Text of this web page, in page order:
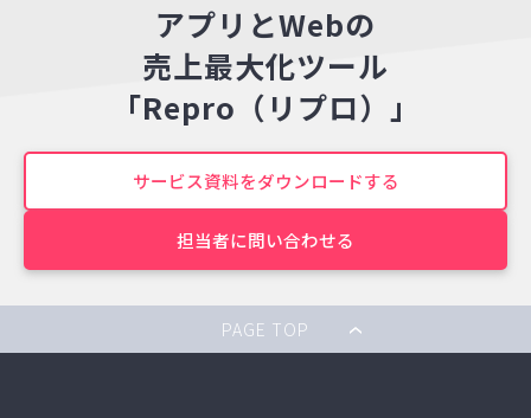
アプリとWebの
売上最大化ツール
「Repro（リプロ）」
サービス資料をダウンロードする
担当者に問い合わせる
PAGE TOP